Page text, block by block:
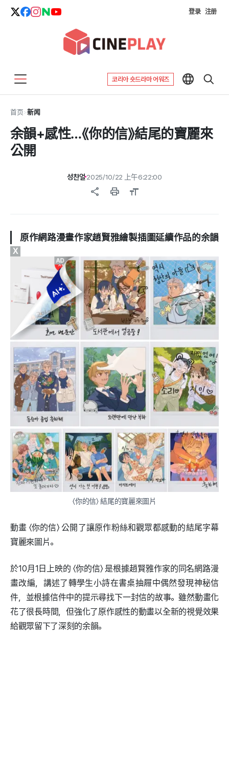
登录 注册
코리아 숏드라마 어워즈
首页>新闻
余韻+感性…《你的信》結尾的寶麗來
公開
성찬얼 2025/10/22 上午6:22:00
share print format_size
原作網路漫畫作家趙賢雅繪製插圖延續作品的余韻
〈你的信〉 結尾的寶麗來圖片
動畫 〈你的信〉 公開了讓原作粉絲和觀眾都感動的結尾字幕
寶麗來圖片。
於10月1日上映的 〈你的信〉 是根據趙賢雅作家的同名網路漫
畫改編，講述了轉學生小詩在書桌抽屜中偶然發現神秘信
件，並根據信件中的提示尋找下一封信的故事。雖然動畫化
花了很長時間，但強化了原作感性的動畫以全新的視覺效果
給觀眾留下了深刻的余韻。
X